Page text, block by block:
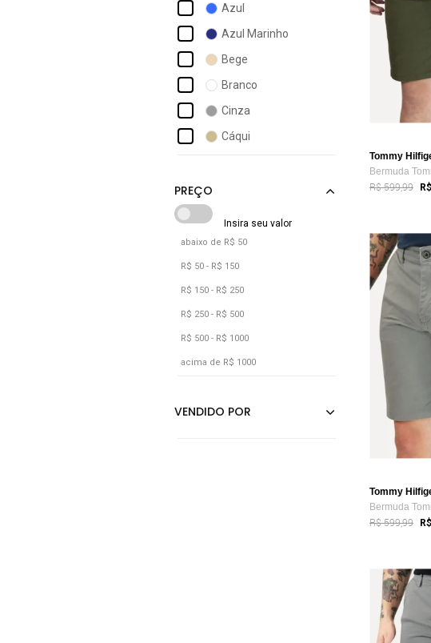
Azul
Azul Marinho
Bege
Branco
Cinza
Cáqui
Verde Militar
Verde Oliva
abaixo de R$ 50
R$ 50 - R$ 150
R$ 150 - R$ 250
R$ 250 - R$ 500
R$ 500 - R$ 1000
acima de R$ 1000
Tommy
R$ 599,99
Tommy
R$ 599,99